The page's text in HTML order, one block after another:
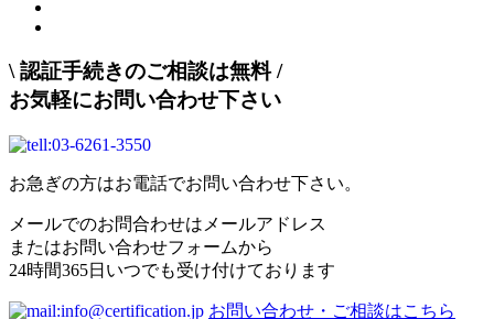
\認証手続きのご相談は無料/
お気軽にお問い合わせ下さい
お急ぎの方はお電話でお問い合わせ下さい。
メールでのお問合わせはメールアドレス
またはお問い合わせフォームから
24時間365日いつでも受け付けております
お問い合わせ・ご相談はこちら